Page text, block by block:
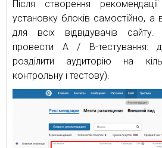
Після створення
установку блоків самостійно, а
для всіх відвідувачів
провести А / В-тестування:
розділити аудиторію на
контрольну і тестову).